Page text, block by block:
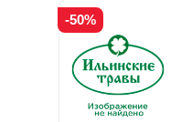
-50%